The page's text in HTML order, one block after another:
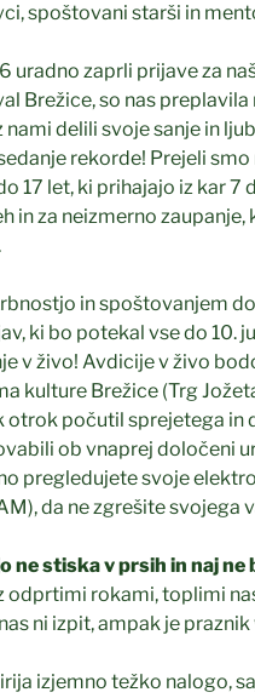
spoštovani starši in
uradno zaprli prijave za
Brežice, so nas
nami delili svoje sanje in
rekorde! Prejeli
17 let, ki prihajajo iz kar 7
in za neizmerno
in spoštovanjem
ki bo potekal vse do 10.
v živo! Avdicije v živo
kulture Brežice (Trg
otrok počutil sprejetega in
ob vnaprej določeni
pregledujete svoje
da ne zgrešite svojega
ne stiska v prsih in naj
odprtimi rokami, toplimi
ni izpit, ampak je
izjemno težko nalogo,
Občina Brežice